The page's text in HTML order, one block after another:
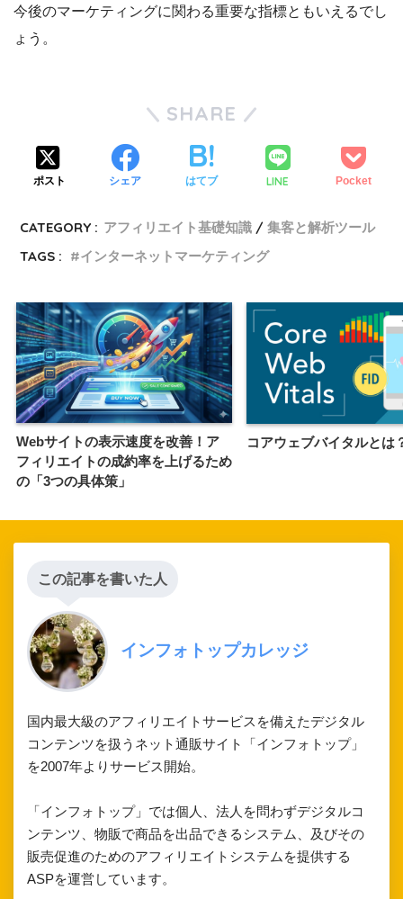
今後のマーケティングに関わる重要な指標ともいえるでし
ょう。
SHARE
ポスト シェア はてブ LINE Pocket
CATEGORY : アフィリエイト基礎知識
集客と解析ツール
TAGS :
インターネットマーケティング
Webサイトの表示速度を改善！ア
フィリエイトの成約率を上げるため
の「3つの具体策」
コアウェブバイタルとは
この記事を書いた人
インフォトップカレッジ
国内最大級のアフィリエイトサービスを備えたデジタル
コンテンツを扱うネット通販サイト「インフォトップ」
を2007年よりサービス開始。
「インフォトップ」では個人、法人を問わずデジタルコ
ンテンツ、物販で商品を出品できるシステム、及びその
販売促進のためのアフィリエイトシステムを提供する
ASPを運営しています。